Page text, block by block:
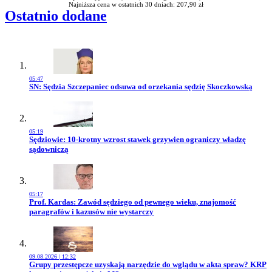
Najniższa cena w ostatnich 30 dniach: 207,90 zł
Ostatnio dodane
05:47
Przejdź do artykułu:
SN: Sędzia Szczepaniec odsuwa od orzekania sędzię Skoczkowską
05:19
Przejdź do artykułu:
Sędziowie: 10-krotny wzrost stawek grzywien ograniczy władzę
sądowniczą
05:17
Przejdź do artykułu:
Prof. Kardas: Zawód sędziego od pewnego wieku, znajomość
paragrafów i kazusów nie wystarczy
09.08.2026 | 12:32
Przejdź do artykułu:
Grupy przestępcze uzyskają narzędzie do wglądu w akta spraw? KRP